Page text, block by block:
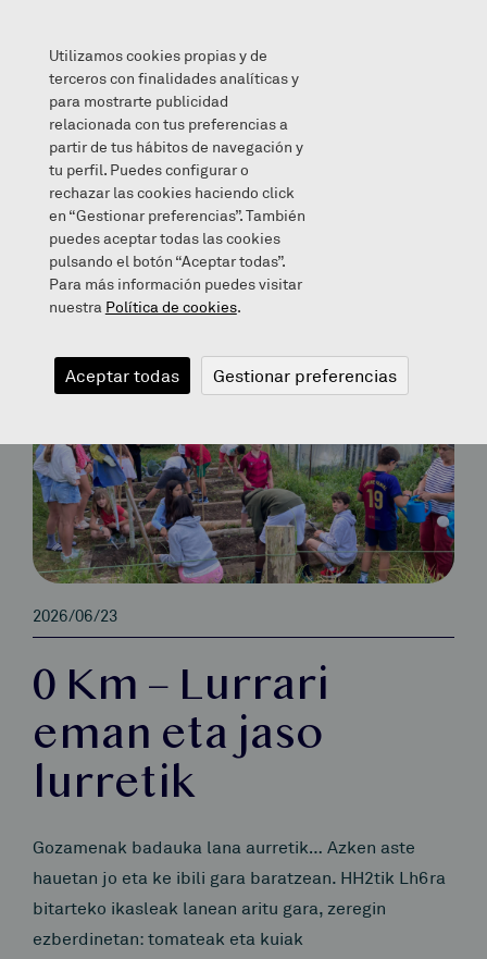
Archives for May 6, 2020
Bloga
2026/06/23
0 Km – Lurrari
eman eta jaso
lurretik
Gozamenak badauka lana aurretik… Azken aste
hauetan jo eta ke ibili gara baratzean. HH2tik Lh6ra
bitarteko ikasleak lanean aritu gara, zeregin
ezberdinetan: tomateak eta kuiak
Utilizamos cookies propias y de
terceros con finalidades analíticas y
para mostrarte publicidad
relacionada con tus preferencias a
partir de tus hábitos de navegación y
tu perfil. Puedes configurar o
rechazar las cookies haciendo click
en “Gestionar preferencias”. También
puedes aceptar todas las cookies
pulsando el botón “Aceptar todas”.
Para más información puedes visitar
nuestra Política de cookies.
Aceptar todas Gestionar preferencias